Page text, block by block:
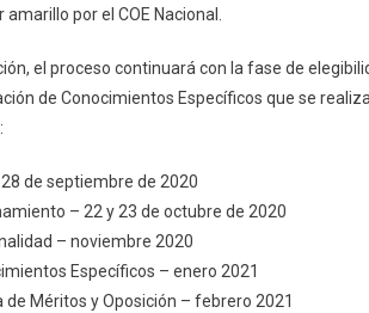
por el COE Nacional.
el proceso continuará con la fase de
de Conocimientos Específicos que se
de septiembre de 2020
– 22 y 23 de octubre de 2020
– noviembre 2020
Específicos – enero 2021
de Méritos y Oposición – febrero 2021